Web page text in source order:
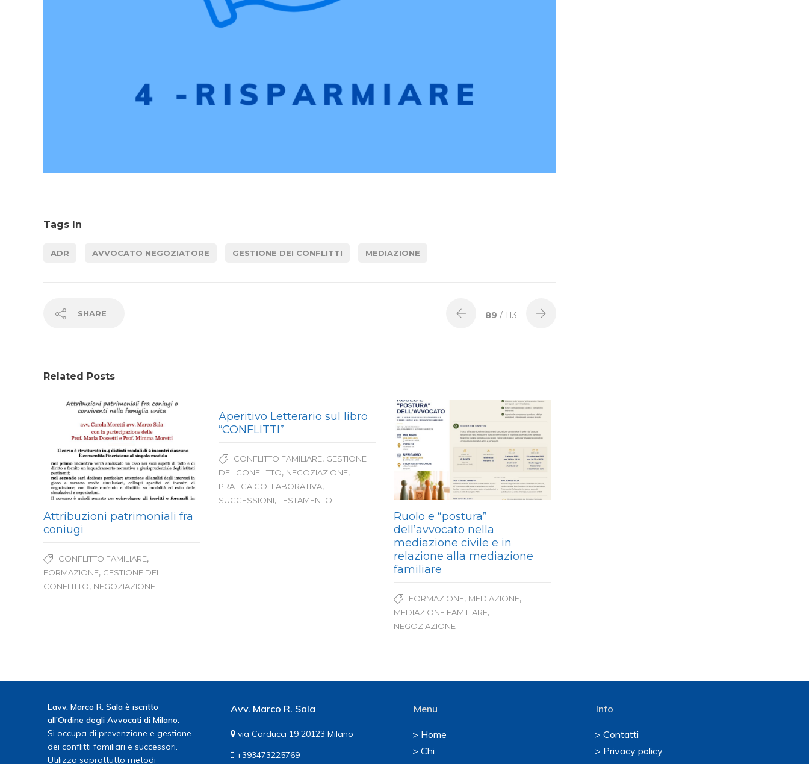
Tags In
ADR AVVOCATO NEGOZIATORE GESTIONE DEI CONFLITTI MEDIAZIONE
SHARE 89 / 113
Related Posts
Attribuzioni patrimoniali fra
coniugi
CONFLITTO FAMILIARE,
FORMAZIONE, GESTIONE DEL
CONFLITTO, NEGOZIAZIONE
Aperitivo Letterario sul libro
“CONFLITTI”
CONFLITTO FAMILIARE, GESTIONE
DEL CONFLITTO, NEGOZIAZIONE,
PRATICA COLLABORATIVA,
SUCCESSIONI,TESTAMENTO
Ruolo e “postura”
dell’avvocato nella
mediazione civile e in
relazione alla mediazione
familiare
FORMAZIONE, MEDIAZIONE,
MEDIAZIONE FAMILIARE,
NEGOZIAZIONE
L’avv. Marco R. Sala è iscritto
all’Ordine degli Avvocati di Milano.
Si occupa di prevenzione e gestione
dei conflitti familiari e successori.
Utilizza soprattutto metodi
Avv. Marco R. Sala
via Carducci 19 20123 Milano
+393473225769
Menu
> Home
> Chi
Info
> Contatti
> Privacy policy